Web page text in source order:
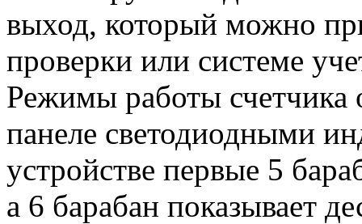
выход, который можно
проверки или системе
Режимы работы счетчика
панеле светодиодными
устройстве первые 5
а 6 барабан показывает